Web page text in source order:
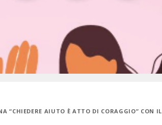
“CHIEDERE AIUTO È ATTO DI CORAGGIO” CON IL